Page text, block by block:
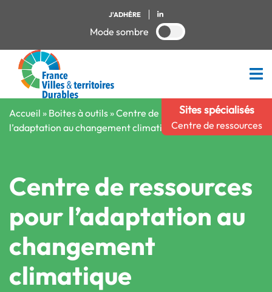
J'ADHÈRE
Mode sombre
Sites spécialisés
Centre de ressources
Accueil » Boites à outils »Centre de ressources pour
l’adaptation au changement climatique
Centre de ressources
pour l’adaptation au
changement
climatique